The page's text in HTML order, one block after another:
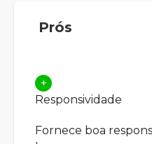
Prós
+
Responsividade
Fornece boa